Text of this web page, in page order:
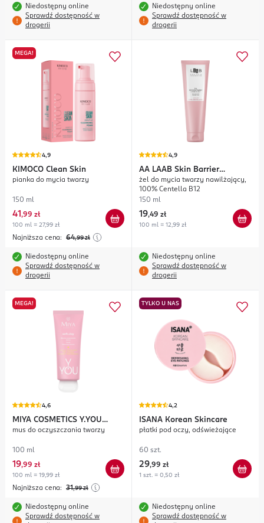
Niedostępny online
Sprawdź dostępność w
drogerii
Niedostępny online
Sprawdź dostępność w
drogerii
MEGA!
4,9
KIMOCO Clean Skin
pianka do mycia twarzy
150 ml
41,99 zł
100 ml = 27,99 zł
Najniższa cena: 64,99 zł
Niedostępny online
Sprawdź dostępność w
drogerii
4,9
AA LAAB Skin Barrier
Protection
żel do mycia twarzy nawilżający,
100% Centella B12
150 ml
19,49 zł
100 ml = 12,99 zł
Niedostępny online
Sprawdź dostępność w
drogerii
MEGA!
4,6
MIYA COSMETICS Y.YOU
soft.clay
mus do oczyszczania twarzy
100 ml
19,99 zł
100 ml = 19,99 zł
Najniższa cena: 31,99 zł
Niedostępny online
Sprawdź dostępność w
TYLKO U NAS
4,2
ISANA Korean Skincare
płatki pod oczy, odświeżające
60 szt.
29,99 zł
1 szt. = 0,50 zł
Niedostępny online
Sprawdź dostępność w